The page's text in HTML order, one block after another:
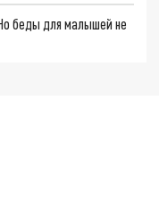
беды для малышей не